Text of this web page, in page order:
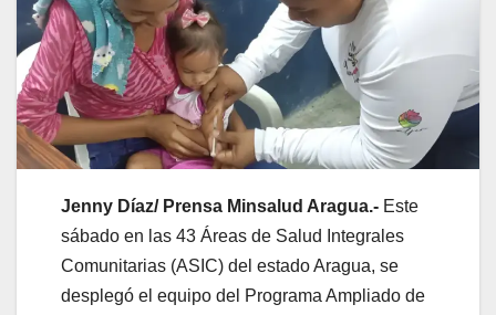
Jenny Díaz/ Prensa Minsalud Aragua.- Este
sábado en las 43 Áreas de Salud Integrales
Comunitarias (ASIC) del estado Aragua, se
desplegó el equipo del Programa Ampliado de